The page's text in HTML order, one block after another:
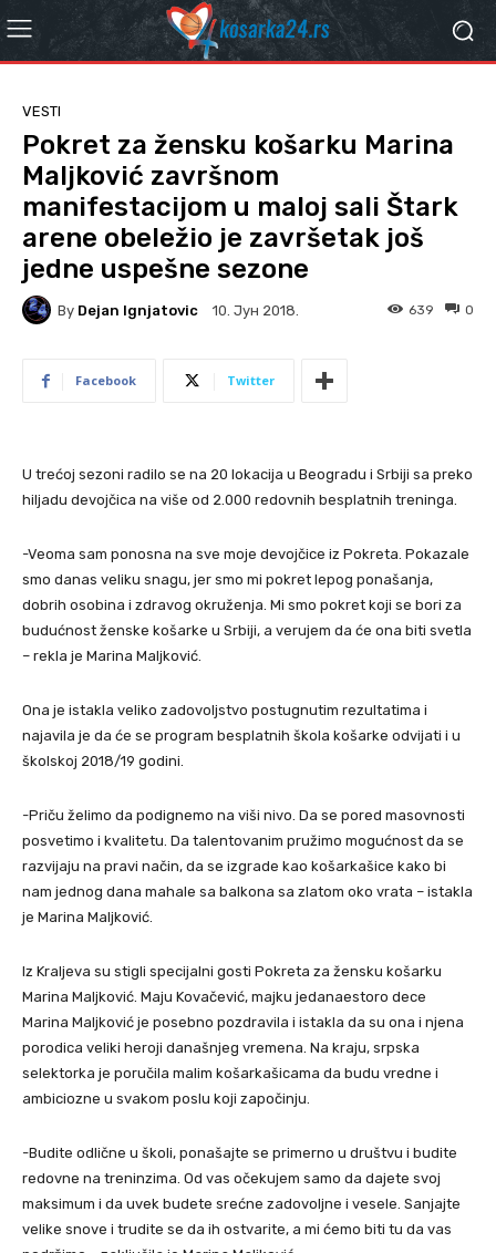
VESTI
Pokret za žensku košarku Marina
Maljković završnom
manifestacijom u maloj sali Štark
arene obeležio je završetak još
jedne uspešne sezone
By Dejan Ignjatovic 10. Јун 2018. 0
639
Facebook Twitter
U trećoj sezoni radilo se na 20 lokacija u Beogradu i Srbiji sa preko
hiljadu devojčica na više od 2.000 redovnih besplatnih treninga.
-Veoma sam ponosna na sve moje devojčice iz Pokreta. Pokazale
smo danas veliku snagu, jer smo mi pokret lepog ponašanja,
dobrih osobina i zdravog okruženja. Mi smo pokret koji se bori za
budućnost ženske košarke u Srbiji, a verujem da će ona biti svetla
– rekla je Marina Maljković.
Ona je istakla veliko zadovoljstvo postugnutim rezultatima i
najavila je da će se program besplatnih škola košarke odvijati i u
školskoj 2018/19 godini.
-Priču želimo da podignemo na viši nivo. Da se pored masovnosti
posvetimo i kvalitetu. Da talentovanim pružimo mogućnost da se
razvijaju na pravi način, da se izgrade kao košarkašice kako bi
nam jednog dana mahale sa balkona sa zlatom oko vrata – istakla
je Marina Maljković.
Iz Kraljeva su stigli specijalni gosti Pokreta za žensku košarku
Marina Maljković. Maju Kovačević, majku jedanaestoro dece
Marina Maljković je posebno pozdravila i istakla da su ona i njena
porodica veliki heroji današnjeg vremena. Na kraju, srpska
selektorka je poručila malim košarkašicama da budu vredne i
ambiciozne u svakom poslu koji započinju.
-Budite odlične u školi, ponašajte se primerno u društvu i budite
redovne na treninzima. Od vas očekujem samo da dajete svoj
maksimum i da uvek budete srećne zadovoljne i vesele. Sanjajte
velike snove i trudite se da ih ostvarite, a mi ćemo biti tu da vas